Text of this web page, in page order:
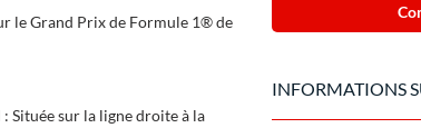
le Grand Prix de Formule 1® de
Située sur la ligne droite à la
INFORMATIONS